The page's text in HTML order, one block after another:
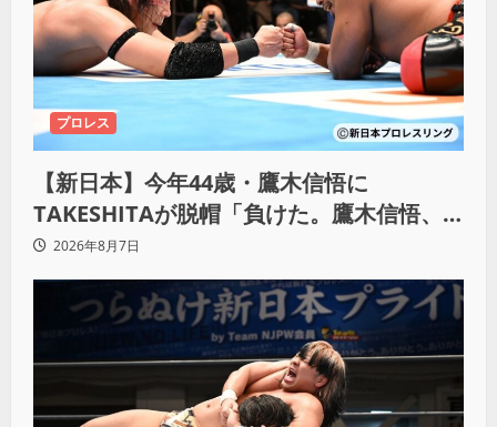
プロレス
【新日本】今年44歳・鷹木信悟に
TAKESHITAが脱帽「負けた。鷹木信悟、
強いわ！」
2026年8月7日